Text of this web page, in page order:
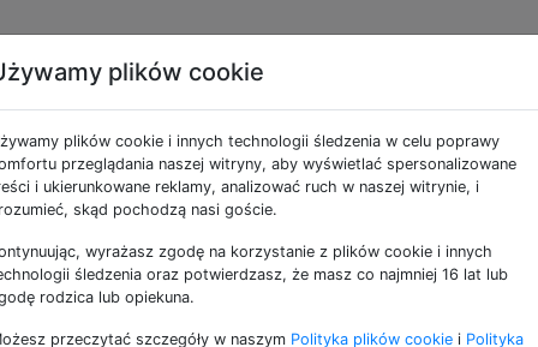
przez WiFi bez
między telefonem z Androidem (Samsung Galaxy S2,
komputerowym, z którym może być konieczne
na komputerze, oprócz zwykłej
plików cookie
plików cookie i innych technologii śledzenia w celu poprawy
przeglądania naszej witryny, aby wyświetlać spersonalizowane
i ukierunkowane reklamy, analizować ruch w naszej witrynie, i
skąd pochodzą nasi goście.
wyrażasz zgodę na korzystanie z plików cookie i innych
śledzenia oraz potwierdzasz, że masz co najmniej 16 lat lub
rodzica lub opiekuna.
przeczytać szczegóły w naszym Polityka plików cookie i Polityka